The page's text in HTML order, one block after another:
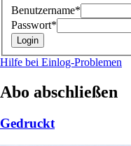
Benutzername*
Passwort*
Hilfe bei Einlog-Problemen
Abo abschließen
Gedruckt